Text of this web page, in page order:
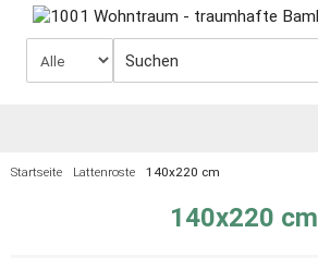
Startseite Lattenroste 140x220 cm
140x220 cm